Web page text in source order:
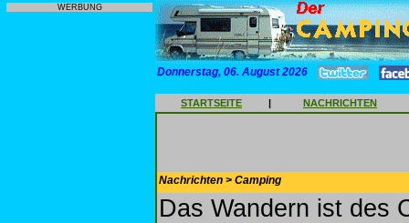
WERBUNG
Donnerstag, 06. August 2026
STARTSEITE | NACHRICHTEN
Nachrichten > Camping
Das Wandern ist des